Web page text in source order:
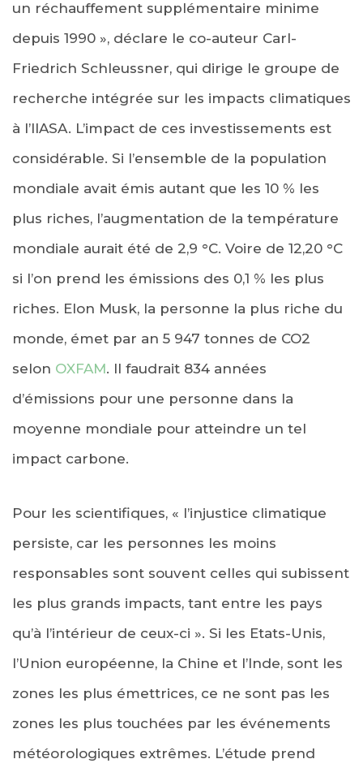
un réchauffement supplémentaire minime
depuis 1990 », déclare le co-auteur Carl-
Friedrich Schleussner, qui dirige le groupe de
recherche intégrée sur les impacts climatiques
à l’IIASA. L’impact de ces investissements est
considérable. Si l’ensemble de la population
mondiale avait émis autant que les 10 % les
plus riches, l’augmentation de la température
mondiale aurait été de 2,9 °C. Voire de 12,20 °C
si l’on prend les émissions des 0,1 % les plus
riches. Elon Musk, la personne la plus riche du
monde, émet par an 5 947 tonnes de CO2
selon OXFAM. Il faudrait 834 années
d’émissions pour une personne dans la
moyenne mondiale pour atteindre un tel
impact carbone.
Pour les scientifiques, « l’injustice climatique
persiste, car les personnes les moins
responsables sont souvent celles qui subissent
les plus grands impacts, tant entre les pays
qu’à l’intérieur de ceux-ci ». Si les Etats-Unis,
l’Union européenne, la Chine et l’Inde, sont les
zones les plus émettrices, ce ne sont pas les
zones les plus touchées par les événements
météorologiques extrêmes. L’étude prend